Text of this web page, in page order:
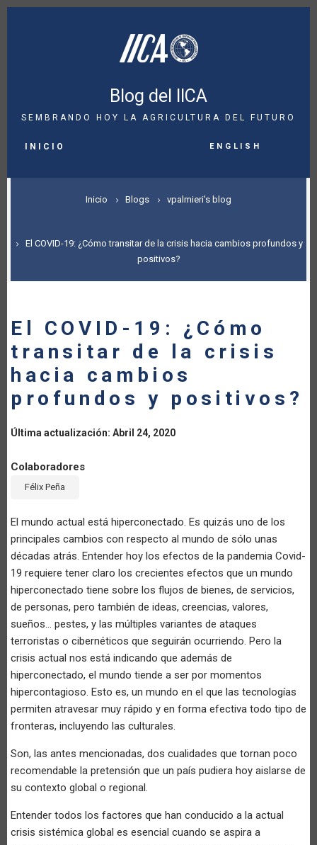
Pasar
Blog del IICA
SEMBRANDO HOY LA AGRICULTURA DEL FUTURO
NAVIGATION
INICIO English
SOBRESCRIBIR
DE
AYUDA
LA
NAVEGACIÓN
Inicio Blogs vpalmieri's blog
El COVID-19: ¿Cómo transitar de la crisis hacia cambios profundos y
positivos?
El COVID-19: ¿Cómo
transitar de la crisis
hacia cambios
profundos y positivos?
Última actualización: Abril 24, 2020
Colaboradores
Félix Peña
El mundo actual está hiperconectado. Es quizás uno de los
principales cambios con respecto al mundo de sólo unas
décadas atrás. Entender hoy los efectos de la pandemia Covid-
19 requiere tener claro los crecientes efectos que un mundo
hiperconectado tiene sobre los flujos de bienes, de servicios,
de personas, pero también de ideas, creencias, valores,
sueños… pestes, y las múltiples variantes de ataques
terroristas o cibernéticos que seguirán ocurriendo. Pero la
crisis actual nos está indicando que además de
hiperconectado, el mundo tiende a ser por momentos
hipercontagioso. Esto es, un mundo en el que las tecnologías
permiten atravesar muy rápido y en forma efectiva todo tipo de
fronteras, incluyendo las culturales.
Son, las antes mencionadas, dos cualidades que tornan poco
recomendable la pretensión que un país pudiera hoy aislarse de
su contexto global o regional.
Entender todos los factores que han conducido a la actual
crisis sistémica global es esencial cuando se aspira a